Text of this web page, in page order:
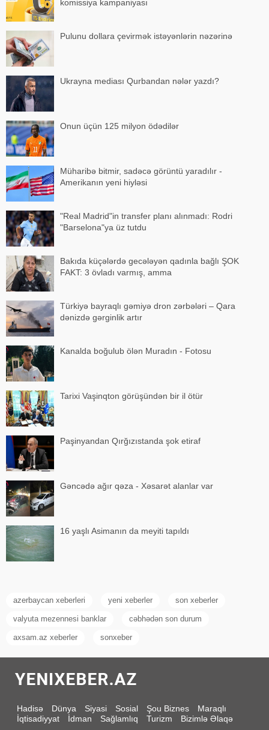
komissiya kampaniyası
Pulunu dollara çevirmək istəyənlərin nəzərinə
Ukrayna mediası Qurbandan nələr yazdı?
Onun üçün 125 milyon ödədilər
Müharibə bitmir, sadəcə görüntü yaradılır -
Amerikanın yeni hiyləsi
"Real Madrid"in transfer planı alınmadı: Rodri
"Barselona"ya üz tutdu
Bakıda küçələrdə gecələyən qadınla bağlı ŞOK
FAKT: 3 övladı varmış, amma
Türkiyə bayraqlı gəmiyə dron zərbələri – Qara
dənizdə gərginlik artır
Kanalda boğulub ölən Muradın - Fotosu
Tarixi Vaşinqton görüşündən bir il ötür
Paşinyandan Qırğızıstanda şok etiraf
Gəncədə ağır qəza - Xəsarət alanlar var
16 yaşlı Asimanın da meyiti tapıldı
azerbaycan xeberleri yeni xeberler son xeberler
valyuta mezennesi banklar cəbhədən son durum
axsam.az xeberler sonxeber
Hadisə Dünya Siyasi Sosial Şou Biznes
Maraqlı
İqtisadiyyat
İdman Sağlamlıq Turizm Bizimlə Əlaqə